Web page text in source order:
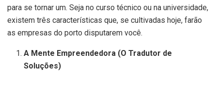
para se tornar um. Seja no curso técnico ou na universidade,
existem três características que, se cultivadas hoje, farão
as empresas do porto disputarem você.
A Mente Empreendedora (O Tradutor de
Soluções)